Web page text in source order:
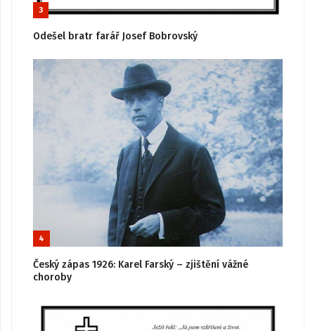
3
Odešel bratr farář Josef Bobrovský
4
Český zápas 1926: Karel Farský – zjištění vážné
choroby